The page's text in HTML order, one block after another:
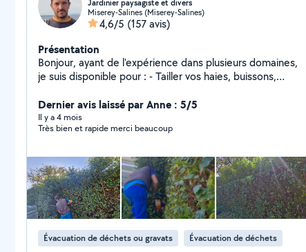
Jardinier paysagiste et divers
Miserey-Salines (Miserey-Salines)
4,6/5 (157 avis)
Présentation
Bonjour, ayant de l'expérience dans plusieurs domaines,
je suis disponible pour : - Tailler vos haies, buissons,
Désherber vos terrasses et allées - Évacuer vos
déchets et encombrants - Passer karcher /
motoculteur - Rentrer et / ou couper votre bois - Pose
Poncer, peindre ect.. N hésitez pas à me demander si
vous souhaitez autre chose qui n'est pas dans la liste.
Bien cordialement
Dernier avis laissé par Anne : 5/5
Il y a 4 mois
Très bien et rapide merci beaucoup
Évacuation de déchets ou gravats Évacuation de déchets